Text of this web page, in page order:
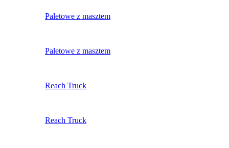
Paletowe z masztem
Paletowe z masztem
Reach Truck
Reach Truck